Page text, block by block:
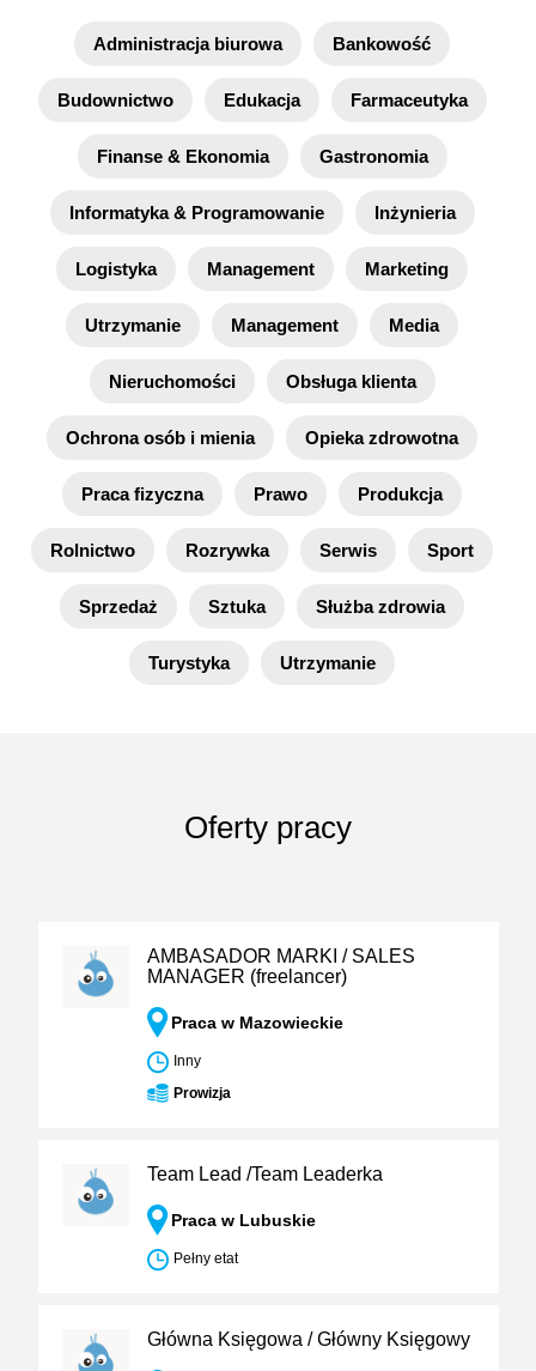
Administracja biurowa Bankowość
Budownictwo Edukacja Farmaceutyka
Finanse & Ekonomia Gastronomia
Informatyka & Programowanie Inżynieria
Logistyka Management Marketing
Utrzymanie Management Media
Nieruchomości Obsługa klienta
Ochrona osób i mienia Opieka zdrowotna
Praca fizyczna Prawo Produkcja
Rolnictwo Rozrywka Serwis Sport
Sprzedaż Sztuka Służba zdrowia
Turystyka Utrzymanie
Oferty pracy
AMBASADOR MARKI / SALES
MANAGER (freelancer)
Praca w Mazowieckie
Inny
Prowizja
Team Lead /Team Leaderka
Praca w Lubuskie
Pełny etat
Główna Księgowa / Główny Księgowy